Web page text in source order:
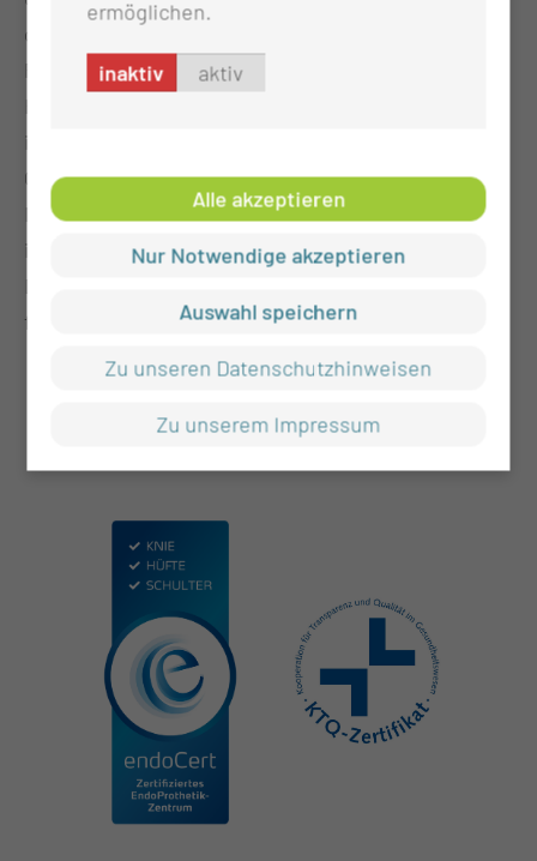
ohne Enthaltungen die Studien- und
Prüfungsordnung des Modellstudienganges
Humanmedizin verabschiedet und diese für ihre
innovativen Elemente und den zukunftsweisenden
Charakter gewürdigt. Damit wurde der essentielle
Meilenstein für den Start des Modellstudiengangs
im kommenden Wintersemester 2026/27 erreicht.
Der Studienstart wurde nun durch den Aufsichtsrat
final beschlossen.
ermöglichen.
inaktiv aktiv
Alle akzeptieren
Nur Notwendige akzeptieren
Auswahl speichern
Zu unseren Datenschutzhinweisen
Zu unserem Impressum